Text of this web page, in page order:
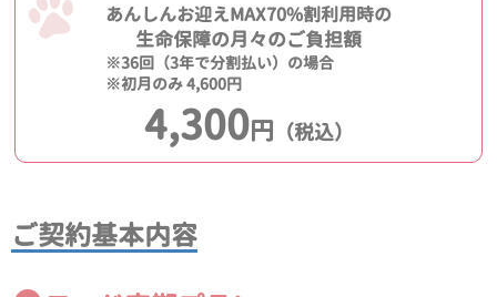
あんしんお迎えMAX70%割利用時の
生命保障の月々のご負担額
※36回（3年で分割払い）の場合
※初月のみ 4,600円
4,300円 （税込）
ご契約基本内容